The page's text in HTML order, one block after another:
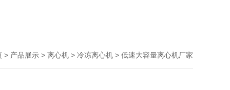
> 产品展示 > 离心机 > 冷冻离心机 > 低速大容量离心机厂家